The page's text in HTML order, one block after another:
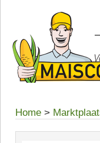
Home >